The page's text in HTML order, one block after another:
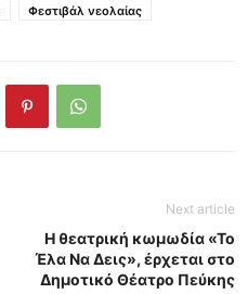
Φεστιβάλ νεολαίας
Next article
Η θεατρική κωμωδία «Το
Έλα Να Δεις», έρχεται στο
Δημοτικό Θέατρο Πεύκης